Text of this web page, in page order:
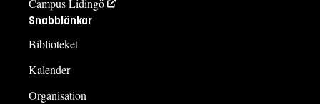
Campus Lidingö
Snabblänkar
Biblioteket
Kalender
Organisation